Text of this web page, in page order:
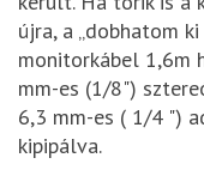
újra, a „dobhatom
monitorkábel 1,6m
mm-es (1/8")
6,3 mm-es ( 1/4 ")
kipipálva.